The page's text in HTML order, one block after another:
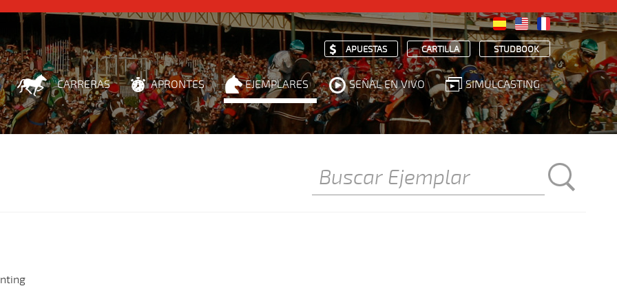
APUESTAS CARTILLA STUDBOOK
CARRERAS APRONTES EJEMPLARES SEÑAL EN VIVO SIMULCASTING